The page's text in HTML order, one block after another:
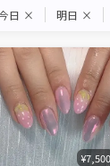
日 × 明日 ×
¥7,500